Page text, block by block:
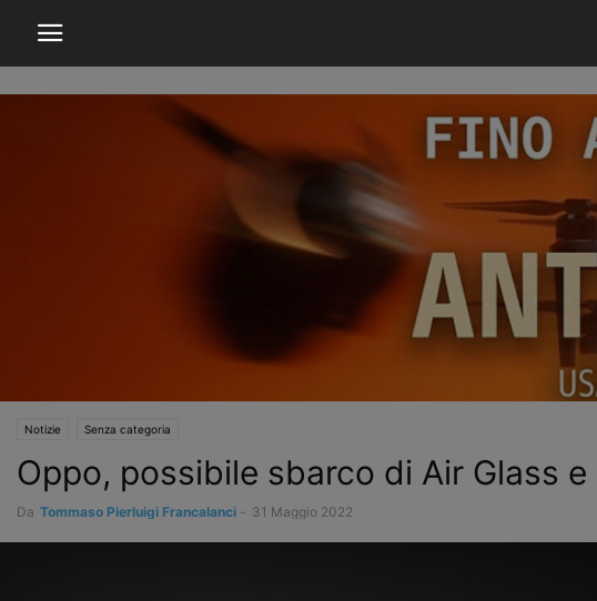
Notizie Senza categoria
Oppo, possibile sbarco di Air Glass
Da Tommaso Pierluigi Francalanci - 31 Maggio 2022